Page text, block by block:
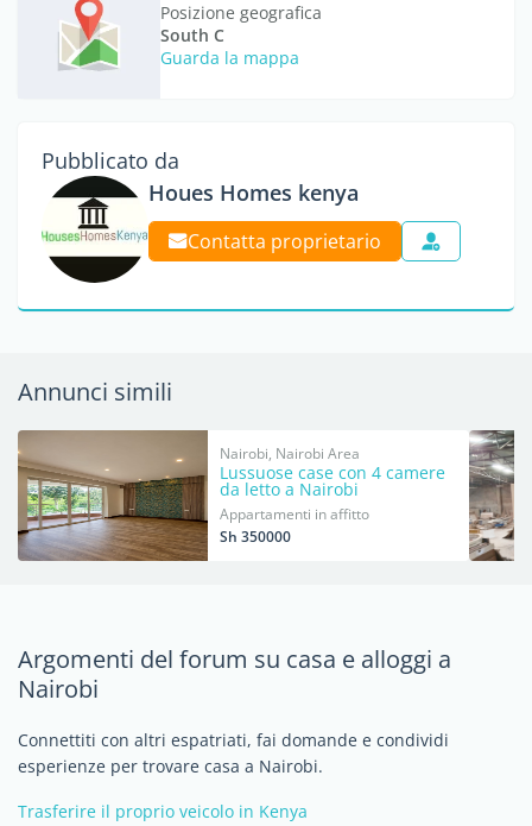
Posizione geografica
South C
Guarda la mappa
Pubblicato da
Houes Homes kenya
Contatta proprietario
Annunci simili
Nairobi, Nairobi Area
Lussuose case con 4 camere
da letto a Nairobi
Appartamenti in affitto
Sh 350000
Argomenti del forum su casa e alloggi a
Nairobi
Connettiti con altri espatriati, fai domande e condividi
esperienze per trovare casa a Nairobi.
Trasferire il proprio veicolo in Kenya